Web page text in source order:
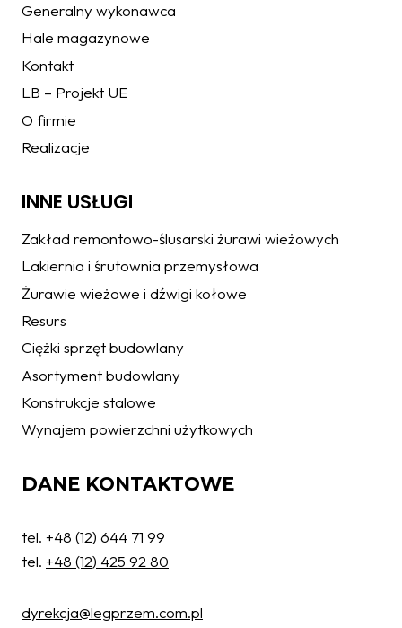
Generalny wykonawca
Hale magazynowe
Kontakt
LB – Projekt UE
O firmie
Realizacje
INNE USŁUGI
Zakład remontowo-ślusarski żurawi wieżowych
Lakiernia i śrutownia przemysłowa
Żurawie wieżowe i dźwigi kołowe
Resurs
Ciężki sprzęt budowlany
Asortyment budowlany
Konstrukcje stalowe
Wynajem powierzchni użytkowych
DANE KONTAKTOWE
tel. +48 (12) 644 71 99
tel. +48 (12) 425 92 80
dyrekcja@legprzem.com.pl